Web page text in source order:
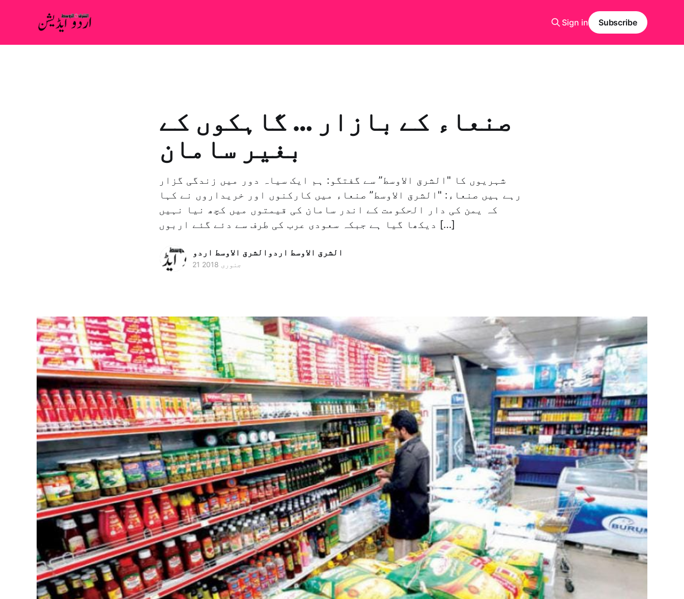
Sign in Subscribe
صنعاء کے بازار … گاہکوں کے
بغیر سامان
شہریوں کا "الشرق الاوسط” سے گفتگو: ہم ایک سیاہ دور میں زندگی گزار
رہے ہیں صنعاء: "الشرق الاوسط” صنعاء میں کارکنوں اور خریداروں نے کہا
کہ یمن کی دار الحکومت کے اندر سامان کی قیمتوں میں کچھ نیا نہیں
دیکھا گیا ہے جبکہ سعودی عرب کی طرف سے دئے گئے اربوں […]
الشرق الاوسط اردوالشرق الاوسط اردو
21 جنوری 2018